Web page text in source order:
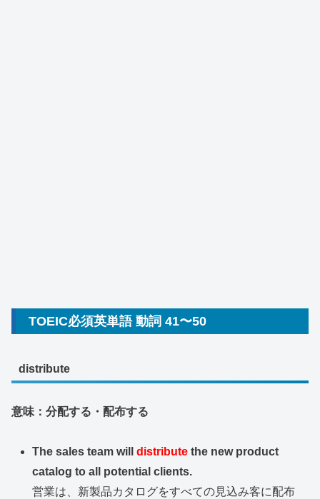
TOEIC必須英単語 動詞 41〜50
distribute
意味：分配する・配布する
The sales team willdistribute the new product
catalog to all potential clients.
営業は、新製品カタログをすべての見込み客に配布